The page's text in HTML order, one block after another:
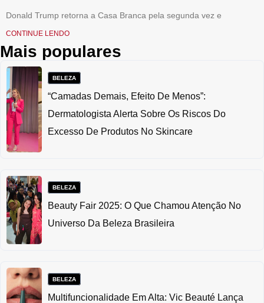
Donald Trump retorna a Casa Branca pela segunda vez e
CONTINUE LENDO
Mais populares
BELEZA
“Camadas Demais, Efeito De Menos”:
Dermatologista Alerta Sobre Os Riscos Do
Excesso De Produtos No Skincare
BELEZA
Beauty Fair 2025: O Que Chamou Atenção No
Universo Da Beleza Brasileira
BELEZA
Multifuncionalidade Em Alta: Vic Beauté Lança